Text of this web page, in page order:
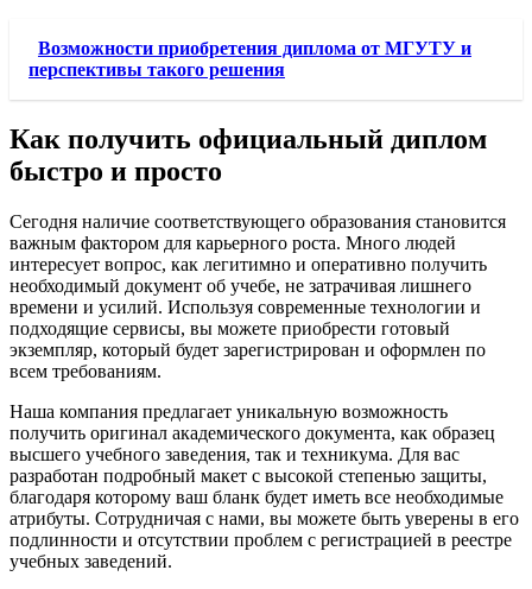
Возможности приобретения диплома от МГУТУ и
перспективы такого решения
Как получить официальный диплом
быстро и просто
Сегодня наличие соответствующего образования становится
важным фактором для карьерного роста. Много людей
интересует вопрос, как легитимно и оперативно получить
необходимый документ об учебе, не затрачивая лишнего
времени и усилий. Используя современные технологии и
подходящие сервисы, вы можете приобрести готовый
экземпляр, который будет зарегистрирован и оформлен по
всем требованиям.
Наша компания предлагает уникальную возможность
получить оригинал академического документа, как образец
высшего учебного заведения, так и техникума. Для вас
разработан подробный макет с высокой степенью защиты,
благодаря которому ваш бланк будет иметь все необходимые
атрибуты. Сотрудничая с нами, вы можете быть уверены в его
подлинности и отсутствии проблем с регистрацией в реестре
учебных заведений.